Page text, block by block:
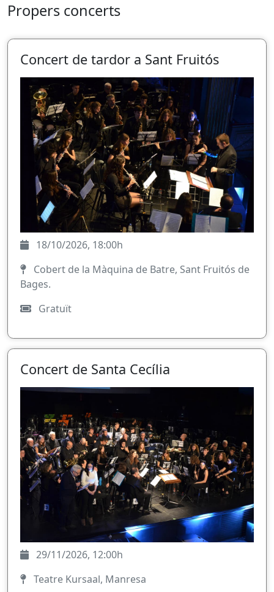
Propers concerts
Concert de tardor a Sant Fruitós
18/10/2026, 18:00h
Cobert de la Màquina de Batre, Sant Fruitós de
Bages.
Gratuït
Concert de Santa Cecília
29/11/2026, 12:00h
Teatre Kursaal, Manresa